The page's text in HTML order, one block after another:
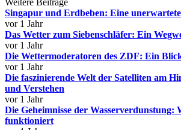
Weitere Beiträge
Singapur und Erdbeben: Eine
vor 1 Jahr
Das Wetter zum Siebenschläfer: Ein
vor 1 Jahr
Die Wettermoderatoren des ZDF: Ein
vor 1 Jahr
Die faszinierende Welt der Satelliten am
und Verstehen
vor 1 Jahr
Die Geheimnisse der Wasserverdunstung:
funktioniert